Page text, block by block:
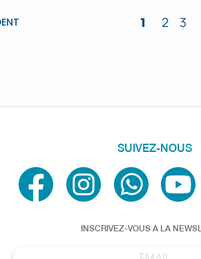
1 2 3
SUIVEZ-NOUS
INSCRIVEZ-VOUS A LA